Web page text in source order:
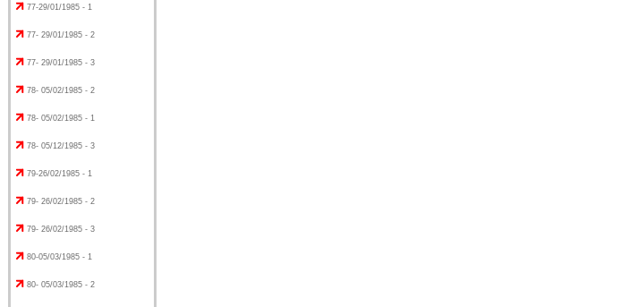
77-29/01/1985 - 1
77- 29/01/1985 - 2
77- 29/01/1985 - 3
78- 05/02/1985 - 2
78- 05/02/1985 - 1
78- 05/12/1985 - 3
79-26/02/1985 - 1
79- 26/02/1985 - 2
79- 26/02/1985 - 3
80-05/03/1985 - 1
80- 05/03/1985 - 2